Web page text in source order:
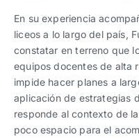
En su experiencia
liceos a lo largo del país,
constatar en terreno que
equipos docentes de alta
impide hacer planes a
aplicación de estrategias
responde al contexto de
poco espacio para el